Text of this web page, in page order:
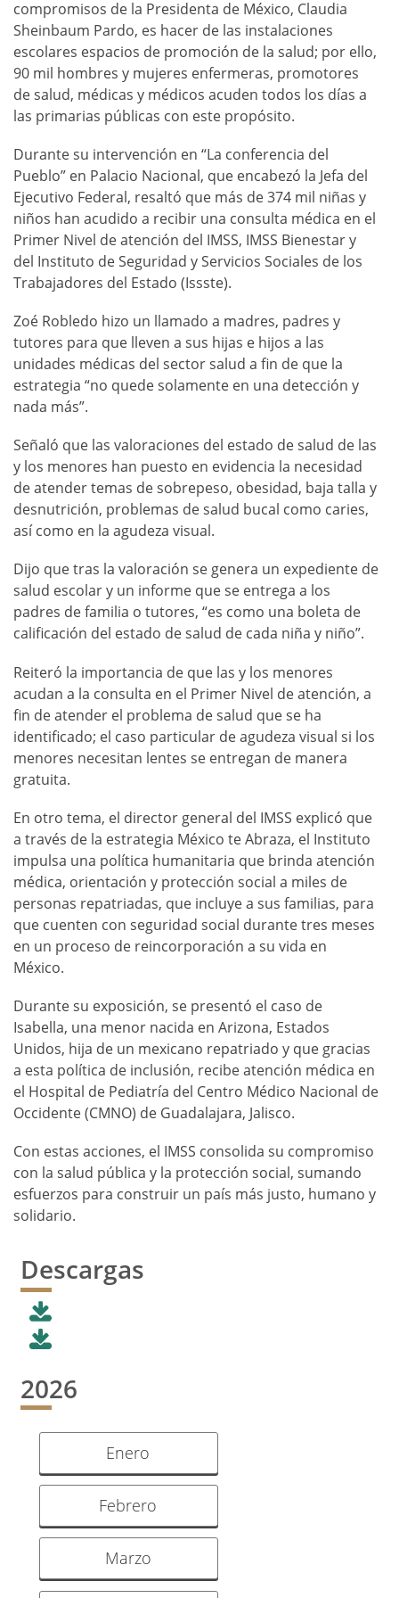
compromisos de la Presidenta de México, Claudia
Sheinbaum Pardo, es hacer de las instalaciones
escolares espacios de promoción de la salud; por ello,
90 mil hombres y mujeres enfermeras, promotores
de salud, médicas y médicos acuden todos los días a
las primarias públicas con este propósito.
Durante su intervención en “La conferencia del
Pueblo” en Palacio Nacional, que encabezó la Jefa del
Ejecutivo Federal, resaltó que más de 374 mil niñas y
niños han acudido a recibir una consulta médica en el
Primer Nivel de atención del IMSS, IMSS Bienestar y
del Instituto de Seguridad y Servicios Sociales de los
Trabajadores del Estado (Issste).
Zoé Robledo hizo un llamado a madres, padres y
tutores para que lleven a sus hijas e hijos a las
unidades médicas del sector salud a fin de que la
estrategia “no quede solamente en una detección y
nada más”.
Señaló que las valoraciones del estado de salud de las
y los menores han puesto en evidencia la necesidad
de atender temas de sobrepeso, obesidad, baja talla y
desnutrición, problemas de salud bucal como caries,
así como en la agudeza visual.
Dijo que tras la valoración se genera un expediente de
salud escolar y un informe que se entrega a los
padres de familia o tutores, “es como una boleta de
calificación del estado de salud de cada niña y niño”.
Reiteró la importancia de que las y los menores
acudan a la consulta en el Primer Nivel de atención, a
fin de atender el problema de salud que se ha
identificado; el caso particular de agudeza visual si los
menores necesitan lentes se entregan de manera
gratuita.
En otro tema, el director general del IMSS explicó que
a través de la estrategia México te Abraza, el Instituto
impulsa una política humanitaria que brinda atención
médica, orientación y protección social a miles de
personas repatriadas, que incluye a sus familias, para
que cuenten con seguridad social durante tres meses
en un proceso de reincorporación a su vida en
México.
Durante su exposición, se presentó el caso de
Isabella, una menor nacida en Arizona, Estados
Unidos, hija de un mexicano repatriado y que gracias
a esta política de inclusión, recibe atención médica en
el Hospital de Pediatría del Centro Médico Nacional de
Occidente (CMNO) de Guadalajara, Jalisco.
Con estas acciones, el IMSS consolida su compromiso
con la salud pública y la protección social, sumando
esfuerzos para construir un país más justo, humano y
solidario.
Descargas
2026
Enero
Febrero
Marzo